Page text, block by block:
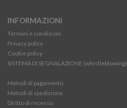
INFORMAZIONI
Termini e condizioni
Privacy policy
Cookie policy
SISTEMA DI SEGNALAZIONE (whistleblowing)
Metodi di pagamento
Metodi di spedizione
Diritto di recesso